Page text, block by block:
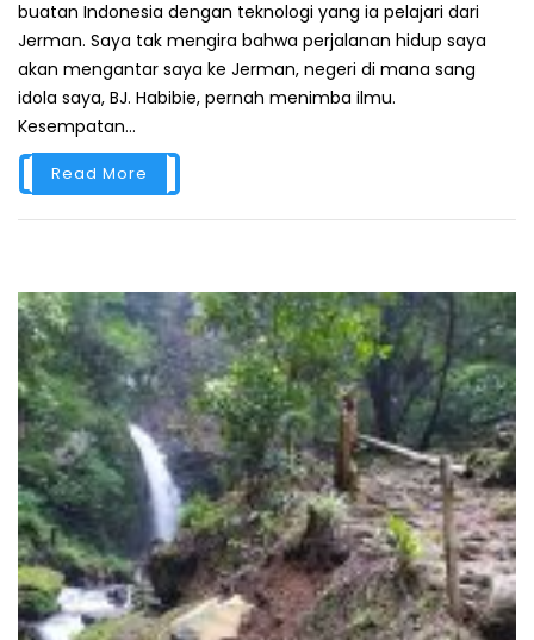
buatan Indonesia dengan teknologi yang ia pelajari dari
Jerman. Saya tak mengira bahwa perjalanan hidup saya
akan mengantar saya ke Jerman, negeri di mana sang
idola saya, BJ. Habibie, pernah menimba ilmu.
Kesempatan...
Read More